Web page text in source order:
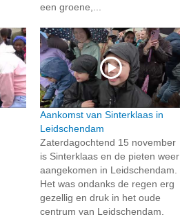
een groene,...
Aankomst van Sinterklaas in
Leidschendam
Zaterdagochtend 15 november
is Sinterklaas en de pieten weer
aangekomen in Leidschendam.
Het was ondanks de regen erg
gezellig en druk in het oude
centrum van Leidschendam.